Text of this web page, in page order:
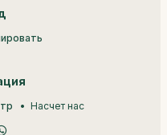
Насчет нас